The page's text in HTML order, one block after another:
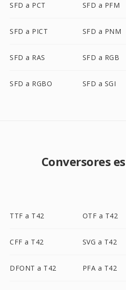
SFD a PCT SFD a PFM
SFD a PICT SFD a PNM
SFD a RAS SFD a RGB
SFD a RGBO SFD a SGI
Conversores
TTF a T42 OTF a T42
CFF a T42 SVG a T42
DFONT a T42 PFA a T42